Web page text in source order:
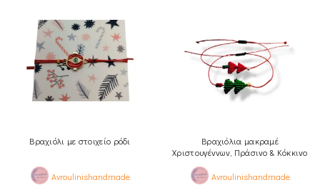
Βραχιόλι με στοιχείο ρόδι
Avroulinishandmade
Βραχιόλια μακραμέ
Χριστουγέννων, Πράσινο & Kόκκινο
Avroulinishandmade